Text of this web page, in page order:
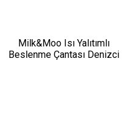
Milk&Moo Isı Yalıtımlı
Beslenme Çantası Denizci